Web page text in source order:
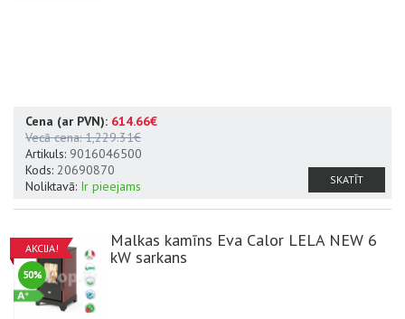
Cena (ar PVN): 614.66€
Vecā cena:1,229.31€
Artikuls: 9016046500
Kods: 20690870
Noliktavā: Ir pieejams SKATĪT
AKCIJA!
50%
Malkas kamīns Eva Calor LELA NEW 6
kW sarkans